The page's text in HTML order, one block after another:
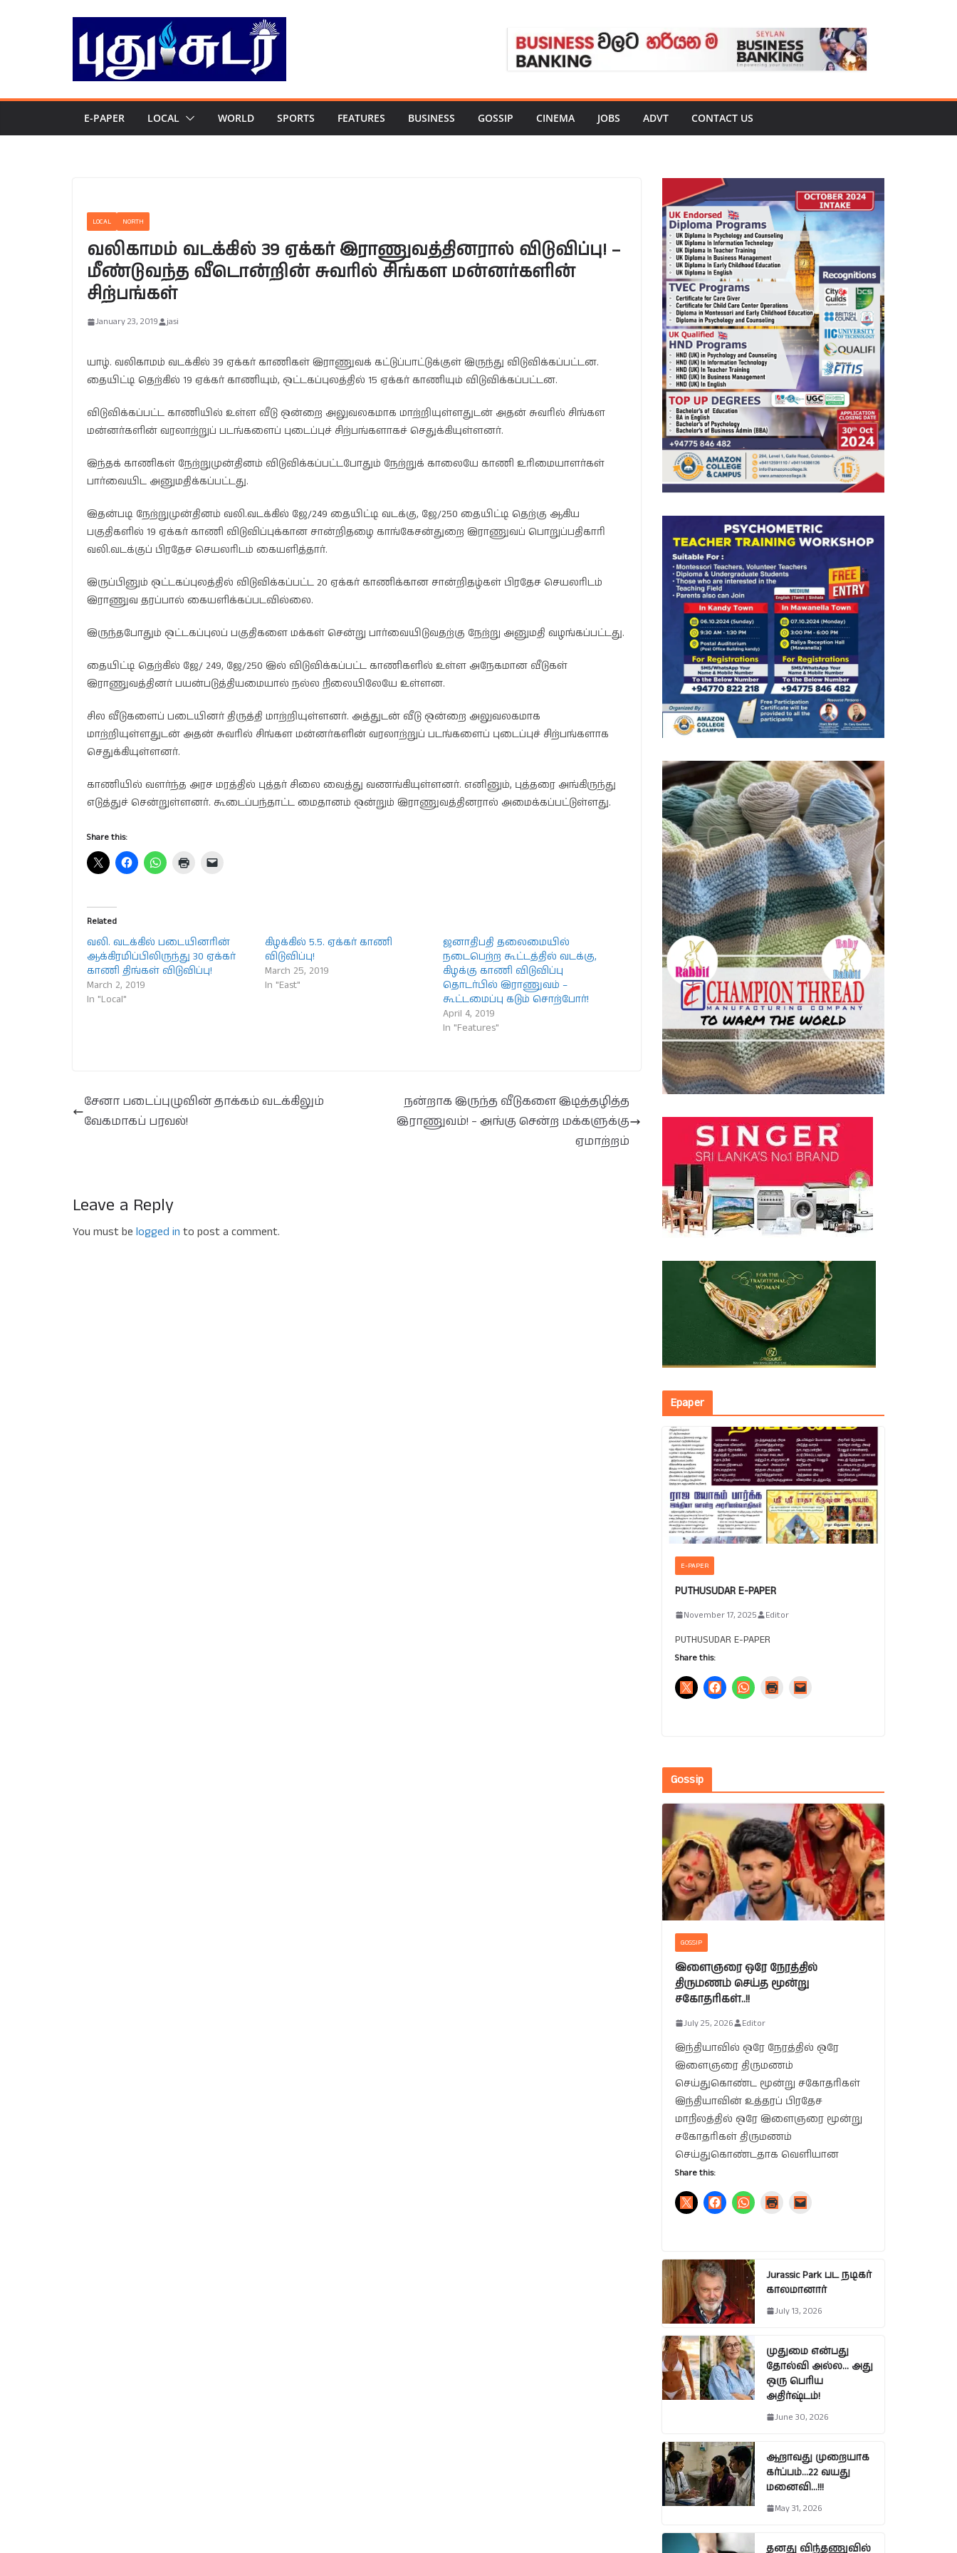
E-PAPER LOCAL WORLD SPORTS FEATURES BUSINESS GOSSIP CINEMA JOBS ADVT CONTACT US
LOCAL NORTH
வலிகாமம் வடக்கில் 39 ஏக்கர் இராணுவத்தினரால் விடுவிப்பு! –
மீண்டுவந்த வீடொன்றின் சுவரில் சிங்கள மன்னர்களின்
சிற்பங்கள்
January 23, 2019 jasi
யாழ். வலிகாமம் வடக்கில் 39 ஏக்கர் காணிகள் இராணுவக் கட்டுப்பாட்டுக்குள் இருந்து விடுவிக்கப்பட்டன.
தையிட்டி தெற்கில் 19 ஏக்கர் காணியும், ஒட்டகப்புலத்தில் 15 ஏக்கர் காணியும் விடுவிக்கப்பட்டன.
விடுவிக்கப்பட்ட காணியில் உள்ள வீடு ஒன்றை அலுவலகமாக மாற்றியுள்ளதுடன் அதன் சுவரில் சிங்கள
மன்னர்களின் வரலாற்றுப் படங்களைப் புடைப்புச் சிற்பங்களாகச் செதுக்கியுள்ளனர்.
இந்தக் காணிகள் நேற்றுமுன்தினம் விடுவிக்கப்பட்டபோதும் நேற்றுக் காலையே காணி உரிமையாளர்கள்
பார்வையிட அனுமதிக்கப்பட்டது.
இதன்படி நேற்றுமுன்தினம் வலி.வடக்கில் ஜே/249 தையிட்டி வடக்கு, ஜே/250 தையிட்டி தெற்கு ஆகிய
பகுதிகளில் 19 ஏக்கர் காணி விடுவிப்புக்கான சான்றிதழை காங்கேசன்துறை இராணுவப் பொறுப்பதிகாரி
வலி.வடக்குப் பிரதேச செயலரிடம் கையளித்தார்.
இருப்பினும் ஒட்டகப்புலத்தில் விடுவிக்கப்பட்ட 20 ஏக்கர் காணிக்கான சான்றிதழ்கள் பிரதேச செயலரிடம்
இராணுவ தரப்பால் கையளிக்கப்படவில்லை.
இருந்தபோதும் ஒட்டகப்புலப் பகுதிகளை மக்கள் சென்று பார்வையிடுவதற்கு நேற்று அனுமதி வழங்கப்பட்டது.
தையிட்டி தெற்கில் ஜே/ 249, ஜே/250 இல் விடுவிக்கப்பட்ட காணிகளில் உள்ள அநேகமான வீடுகள்
இராணுவத்தினர் பயன்படுத்தியமையால் நல்ல நிலையிலேயே உள்ளன.
சில வீடுகளைப் படையினர் திருத்தி மாற்றியுள்ளனர். அத்துடன் வீடு ஒன்றை அலுவலகமாக
மாற்றியுள்ளதுடன் அதன் சுவரில் சிங்கள மன்னர்களின் வரலாற்றுப் படங்களைப் புடைப்புச் சிற்பங்களாக
செதுக்கியுள்ளனர்.
காணியில் வளர்ந்த அரச மரத்தில் புத்தர் சிலை வைத்து வணங்கியுள்ளனர். எனினும், புத்தரை அங்கிருந்து
எடுத்துச் சென்றுள்ளனர். கூடைப்பந்தாட்ட மைதானம் ஒன்றும் இராணுவத்தினரால் அமைக்கப்பட்டுள்ளது.
Share this:
Related
வலி. வடக்கில் படையினரின்
ஆக்கிரமிப்பிலிருந்து 30 ஏக்கர்
காணி திங்கள் விடுவிப்பு!
March 2, 2019
In "Local"
கிழக்கில் 5.5. ஏக்கர் காணி
விடுவிப்பு!
March 25, 2019
In "East"
ஜனாதிபதி தலைமையில்
நடைபெற்ற கூட்டத்தில் வடக்கு,
கிழக்கு காணி விடுவிப்பு
தொடர்பில் இராணுவம் –
கூட்டமைப்பு கடும் சொற்போர்!
April 4, 2019
In "Features"
சேனா படைப்புழுவின் தாக்கம் வடக்கிலும்
வேகமாகப் பரவல்!
நன்றாக இருந்த வீடுகளை இடித்தழித்த
இராணுவம்! – அங்கு சென்ற மக்களுக்கு
ஏமாற்றம்
Leave a Reply
You must be logged in to post a comment.
Epaper
E-PAPER
PUTHUSUDAR E-PAPER
November 17, 2025 Editor
PUTHUSUDAR E-PAPER
Share this:
Gossip
GOSSIP
இளைஞரை ஒரே நேரத்தில்
திருமணம் செய்த மூன்று
சகோதரிகள்..!!
July 25, 2026 Editor
இந்தியாவில் ஒரே நேரத்தில் ஒரே
இளைஞரை திருமணம்
செய்துகொண்ட மூன்று சகோதரிகள்
இந்தியாவின் உத்தரப் பிரதேச
மாநிலத்தில் ஒரே இளைஞரை மூன்று
சகோதரிகள் திருமணம்
செய்துகொண்டதாக வெளியான
Share this:
Jurassic Park பட நடிகர்
காலமானார்
July 13, 2026
முதுமை என்பது
தோல்வி அல்ல… அது
ஒரு பெரிய
அதிர்ஷ்டம்!
June 30, 2026
ஆறாவது முறையாக
கர்ப்பம்…22 வயது
மனைவி…!!!
May 31, 2026
தனது விந்தணுவில்